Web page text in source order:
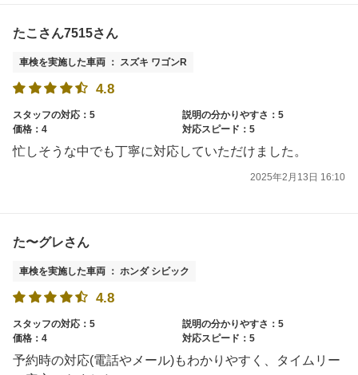
たこさん7515さん
車検を実施した車両 ： スズキ ワゴンR
4.8
スタッフの対応：5
説明の分かりやすさ：5
価格：4
対応スピード：5
忙しそうな中でも丁寧に対応していただけました。
2025年2月13日 16:10
た〜グレさん
車検を実施した車両 ： ホンダ シビック
4.8
スタッフの対応：5
説明の分かりやすさ：5
価格：4
対応スピード：5
予約時の対応(電話やメール)もわかりやすく、タイムリー